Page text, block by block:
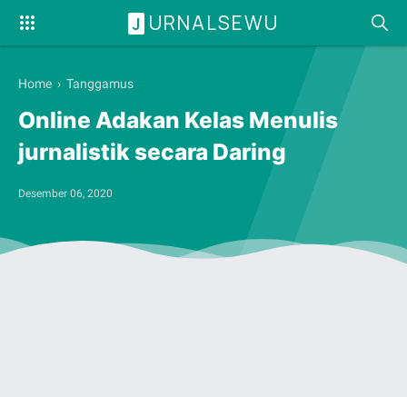
J URNALSEWU
Home › Tanggamus
Online Adakan Kelas Menulis
jurnalistik secara Daring
Desember 06, 2020